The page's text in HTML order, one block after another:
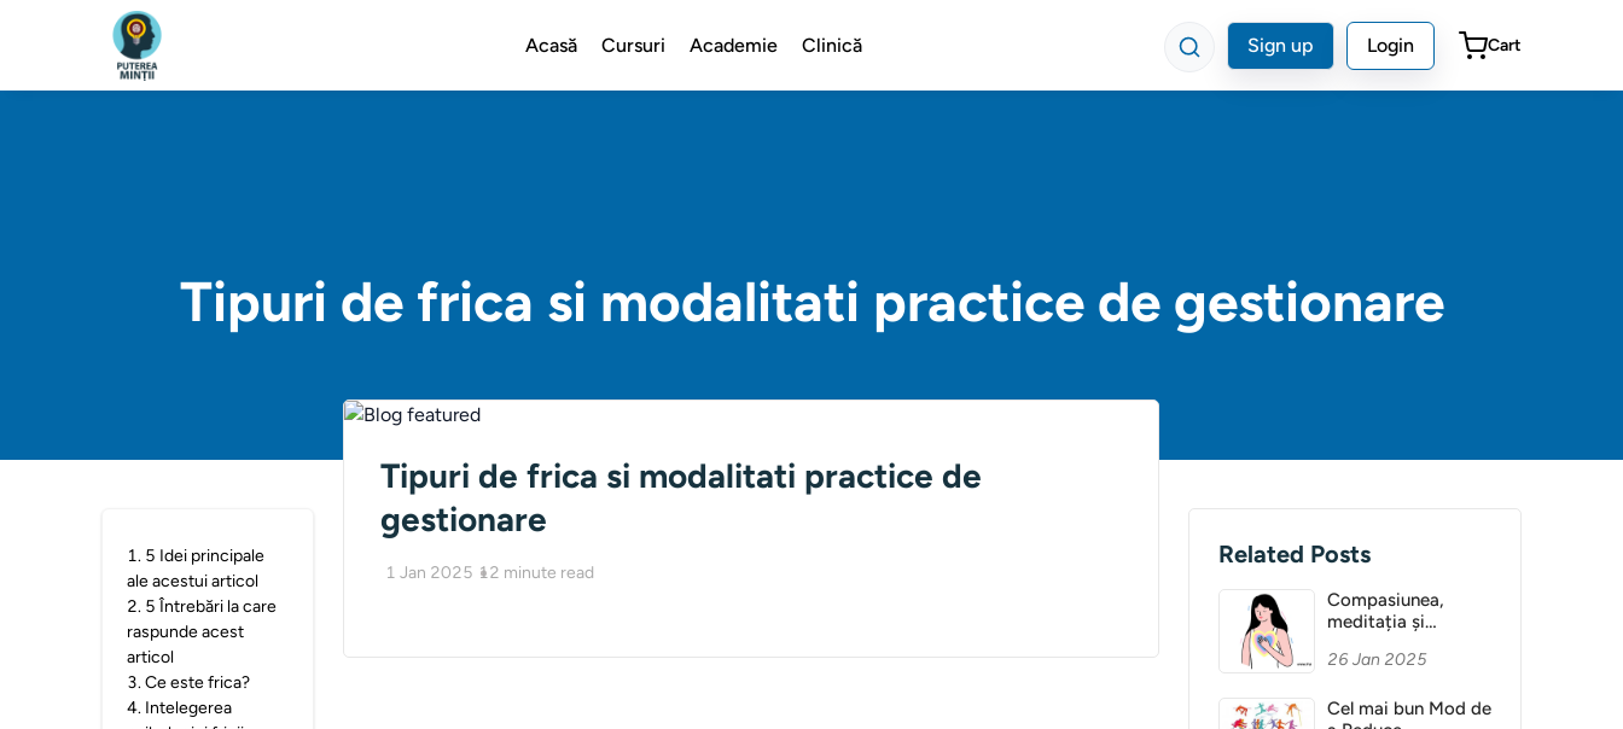
Acasă Cursuri Academie Clinică Sign up Login Cart
Tipuri de frica si modalitati practice de gestionare
1. 5 Idei principale
ale acestui articol
2. 5 Întrebări la care
raspunde acest
articol
3.Ce este frica?
4. Intelegerea
Tipuri de frica si modalitati practice de
gestionare
1 Jan 2025 12 minute read
Related Posts
Compasiunea,
meditația și
26 Jan 2025
Cel mai bun Mod de